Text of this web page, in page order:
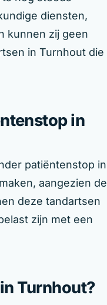
diensten,
kunnen zij geen
in Turnhout die
in
patiëntenstop in
aangezien de
deze tandartsen
zijn met een
Turnhout?